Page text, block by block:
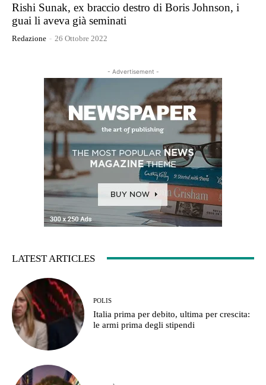
Rishi Sunak, ex braccio destro di Boris Johnson, i
guai li aveva già seminati
Redazione - 26 Ottobre 2022
- Advertisement -
LATEST ARTICLES
POLIS
Italia prima per debito, ultima per crescita:
le armi prima degli stipendi